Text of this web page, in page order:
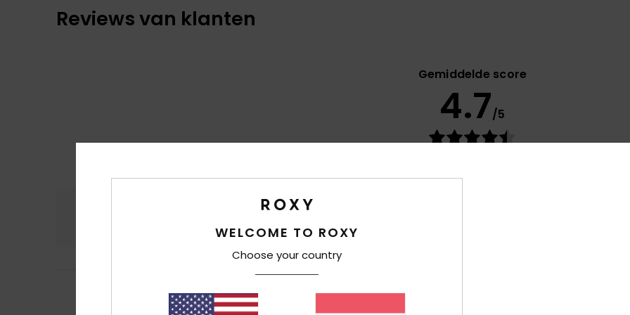
Reviews van klanten
Gemiddelde score
4.7/5
Prijs-kwaliteitverhouding
really nice and practical
WELCOME TO ROXY
Choose your country